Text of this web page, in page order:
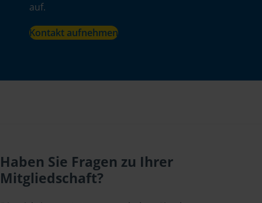
auf.
Kontakt aufnehmen
Haben Sie Fragen zu Ihrer
Mitgliedschaft?